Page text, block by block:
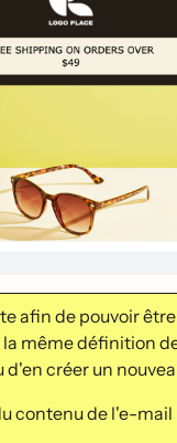
afin de pouvoir
même définition
créer un
contenu de l'e-